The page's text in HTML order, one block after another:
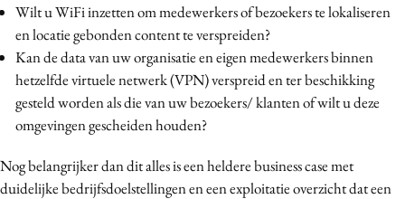
Wilt u WiFi inzetten om medewerkers of bezoekers te lokaliseren
en locatie gebonden content te verspreiden?
Kan de data van uw organisatie en eigen medewerkers binnen
hetzelfde virtuele netwerk (VPN) verspreid en ter beschikking
gesteld worden als die van uw bezoekers/ klanten of wilt u deze
omgevingen gescheiden houden?
Nog belangrijker dan dit alles is een heldere business case met
duidelijke bedrijfsdoelstellingen en een exploitatie overzicht dat een